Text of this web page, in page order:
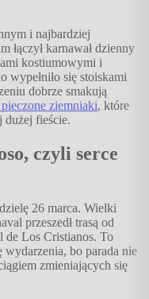
i najbardziej
łączył karnawał dzienny
kostiumowymi i
wypełniło się stoiskami
dobrze smakują
ziemniaki, które
dużej fieście.
czyli serce
26 marca. Wielki
przeszedł trasą od
de Los Cristianos. To
wydarzenia, bo parada nie
zmieniających się